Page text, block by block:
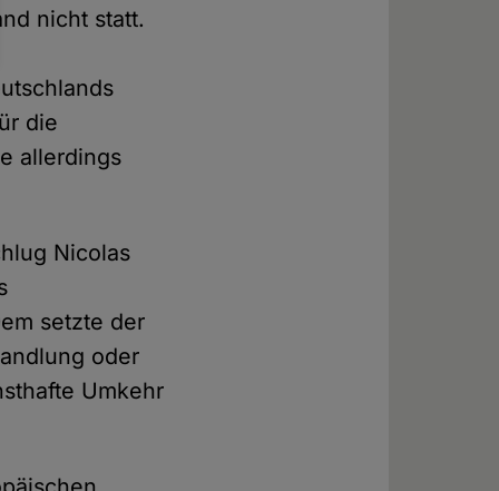
nicht statt.
die
allerdings
Nicolas
setzte der
oder
Umkehr